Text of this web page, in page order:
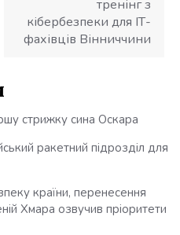
тренінг з
кібербезпеки для ІТ-
фахівців Вінниччини
стрижку сина Оскара
ракетний підрозділ для
країни, перенесення
Хмара озвучив пріоритети